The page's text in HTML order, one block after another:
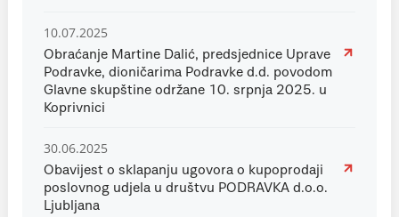
10.07.2025
Obraćanje Martine Dalić, predsjednice Uprave
Podravke, dioničarima Podravke d.d. povodom
Glavne skupštine održane 10. srpnja 2025. u
Koprivnici
30.06.2025
Obavijest o sklapanju ugovora o kupoprodaji
poslovnog udjela u društvu PODRAVKA d.o.o.
Ljubljana